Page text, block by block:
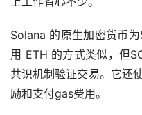
Solana 的原生加密货币
用 ETH 的方式类似，但
共识机制验证交易。它还
励和支付gas费用。